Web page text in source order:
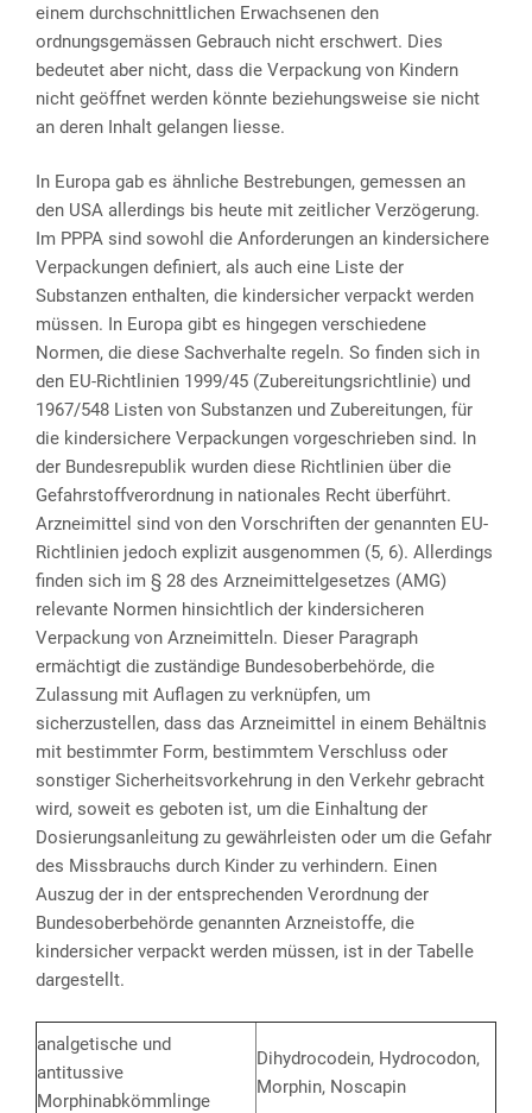
einem durchschnittlichen Erwachsenen den
ordnungsgemässen Gebrauch nicht erschwert. Dies
bedeutet aber nicht, dass die Verpackung von Kindern
nicht geöffnet werden könnte beziehungsweise sie nicht
an deren Inhalt gelangen liesse.
In Europa gab es ähnliche Bestrebungen, gemessen an
den USA allerdings bis heute mit zeitlicher Verzögerung.
Im PPPA sind sowohl die Anforderungen an kindersichere
Verpackungen definiert, als auch eine Liste der
Substanzen enthalten, die kindersicher verpackt werden
müssen. In Europa gibt es hingegen verschiedene
Normen, die diese Sachverhalte regeln. So finden sich in
den EU-Richtlinien 1999/45 (Zubereitungsrichtlinie) und
1967/548 Listen von Substanzen und Zubereitungen, für
die kindersichere Verpackungen vorgeschrieben sind. In
der Bundesrepublik wurden diese Richtlinien über die
Gefahrstoffverordnung in nationales Recht überführt.
Arzneimittel sind von den Vorschriften der genannten EU-
Richtlinien jedoch explizit ausgenommen (5, 6). Allerdings
finden sich im § 28 des Arzneimittelgesetzes (AMG)
relevante Normen hinsichtlich der kindersicheren
Verpackung von Arzneimitteln. Dieser Paragraph
ermächtigt die zuständige Bundesoberbehörde, die
Zulassung mit Auflagen zu verknüpfen, um
sicherzustellen, dass das Arzneimittel in einem Behältnis
mit bestimmter Form, bestimmtem Verschluss oder
sonstiger Sicherheitsvorkehrung in den Verkehr gebracht
wird, soweit es geboten ist, um die Einhaltung der
Dosierungsanleitung zu gewährleisten oder um die Gefahr
des Missbrauchs durch Kinder zu verhindern. Einen
Auszug der in der entsprechenden Verordnung der
Bundesoberbehörde genannten Arzneistoffe, die
kindersicher verpackt werden müssen, ist in der Tabelle
dargestellt.
analgetische und
antitussive
Morphinabkömmlinge
Dihydrocodein, Hydrocodon,
Morphin, Noscapin